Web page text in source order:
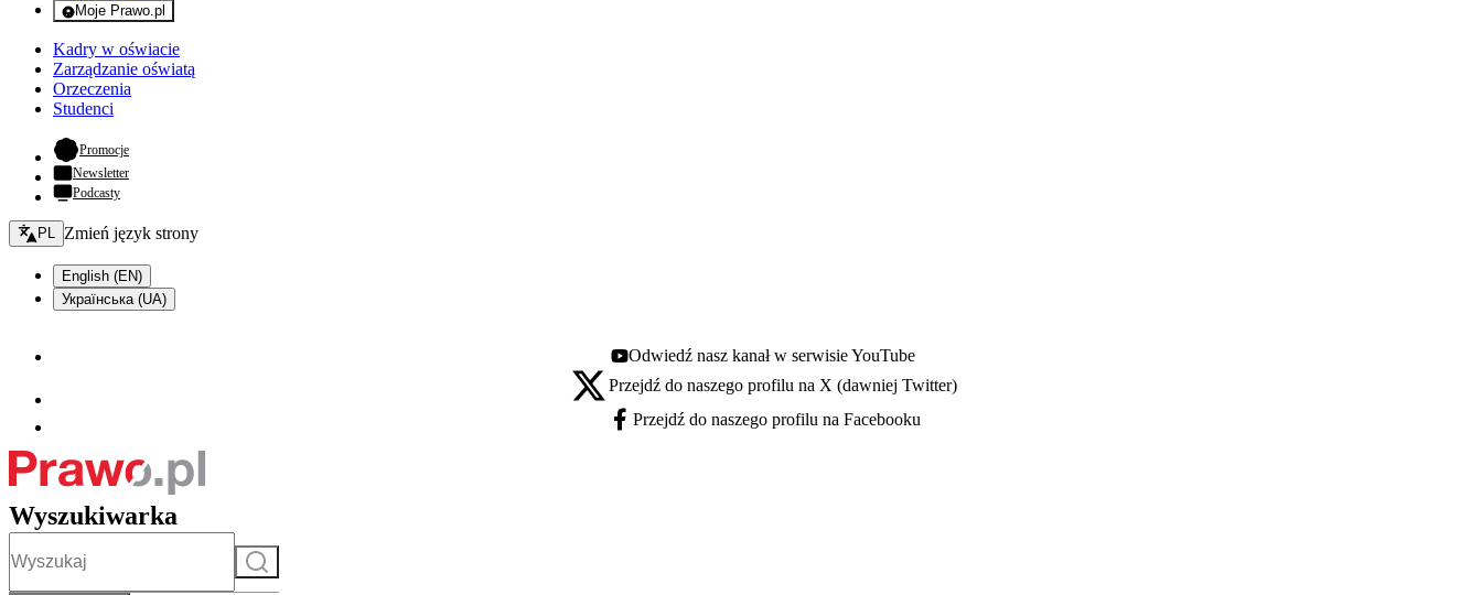
Moje Prawo.pl
- rejestracja i logowanie do serwisu
Kadry w oświacie
Zarządzanie oświatą
Orzeczenia
Studenci
Promocje- otwiera się w nowej karcie
Newsletter
Podcasty
Zmień język - bieżący:
PL Zmień język strony
English (EN)
Українська (UA)
Youtube - otwiera się w nowej karcie
Odwiedź nasz kanał w serwisie YouTube
X - otwiera się w nowej karcie
Przejdź do naszego profilu na X (dawniej Twitter)
Facebook - otwiera się w nowej karcie
Przejdź do naszego profilu na Facebooku
Wyszukiwarka
Szukaj